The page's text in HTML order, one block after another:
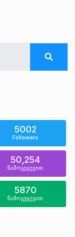
5002
Followers
50,254
წამოგვყევით
5870
წამოგვყევით